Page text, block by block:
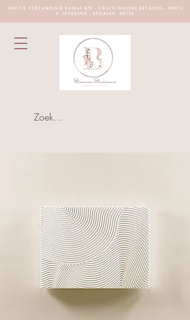
G R A T I S V E R Z E N D I N G V A N A F €70 - V E I L I G O N L I N E B E T A L E N - S N E L L
E L E V E R I N G - A F H A L E N M E I S E